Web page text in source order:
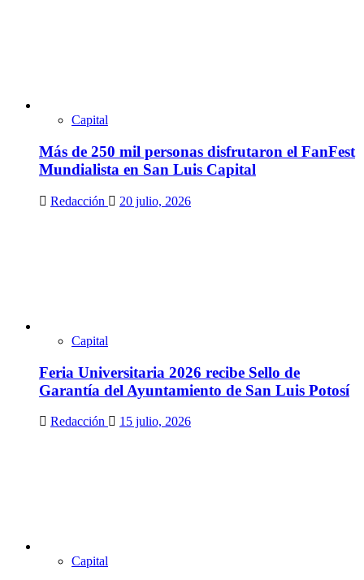
Capital
Más de 250 mil personas disfrutaron el FanFest
Mundialista en San Luis Capital
Redacción 20 julio, 2026
Capital
Feria Universitaria 2026 recibe Sello de
Garantía del Ayuntamiento de San Luis Potosí
Redacción 15 julio, 2026
Capital